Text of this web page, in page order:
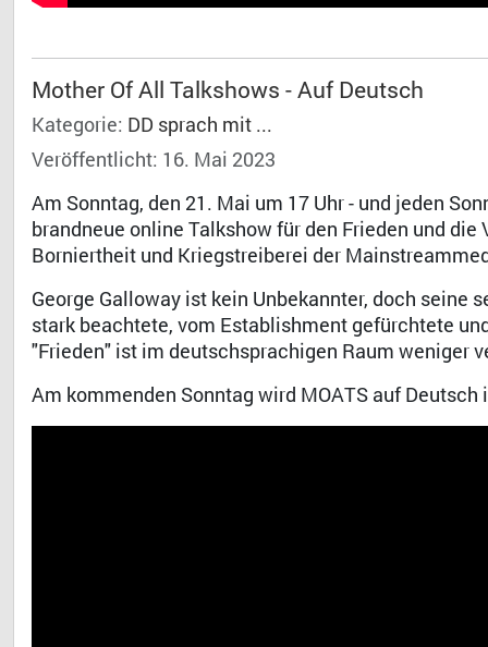
Mother Of All Talkshows - Auf Deutsch
Kategorie: DD sprach mit ...
Veröffentlicht: 16. Mai 2023
Am Sonntag, den 21. Mai um 17 Uhr - und jeden
brandneue online Talkshow für den Frieden und
Borniertheit und Kriegstreiberei der
George Galloway ist kein Unbekannter, doch
stark beachtete, vom Establishment gefürchtete
"Frieden" ist im deutschsprachigen Raum weniger
Am kommenden Sonntag wird MOATS auf Deutsch